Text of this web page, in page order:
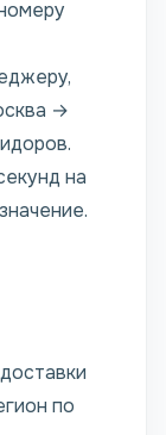
→
на
по